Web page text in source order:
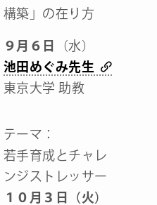
構築」の在り方
９月６日
（水）
池田めぐみ先生
東京大学 助教
テーマ：
若手育成とチャレ
ンジストレッサー
１０月３日（火）